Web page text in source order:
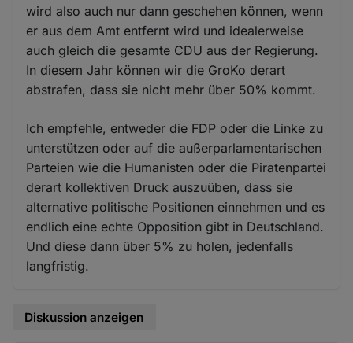
wird also auch nur dann geschehen können, wenn
er aus dem Amt entfernt wird und idealerweise
auch gleich die gesamte CDU aus der Regierung.
In diesem Jahr können wir die GroKo derart
abstrafen, dass sie nicht mehr über 50% kommt.
Ich empfehle, entweder die FDP oder die Linke zu
unterstützen oder auf die außerparlamentarischen
Parteien wie die Humanisten oder die Piratenpartei
derart kollektiven Druck auszuüben, dass sie
alternative politische Positionen einnehmen und es
endlich eine echte Opposition gibt in Deutschland.
Und diese dann über 5% zu holen, jedenfalls
langfristig.
Diskussion anzeigen